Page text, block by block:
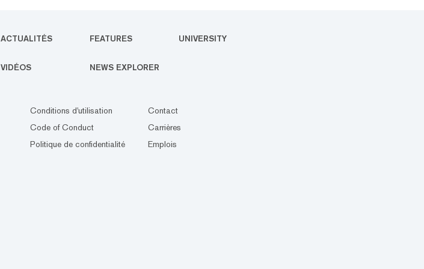
ACTUALITÉS FEATURES UNIVERSITY
VIDÉOS NEWS EXPLORER
Conditions d'utilisation
Code of Conduct
Politique de confidentialité
Contact
Carrières
Emplois